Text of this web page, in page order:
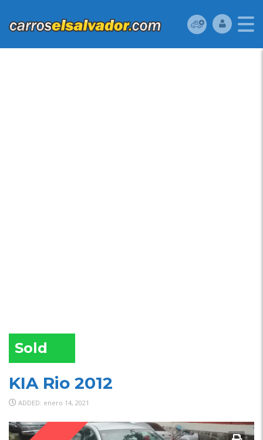
Sold
KIA Rio 2012
ADDED: enero 14, 2021